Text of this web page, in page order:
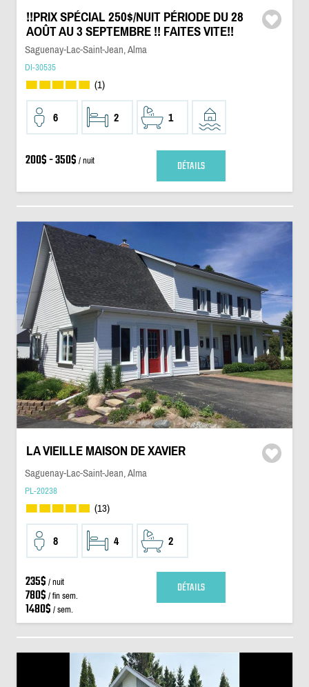
!!PRIX SPÉCIAL 250$/NUIT PÉRIODE DU 28
AOÛT AU 3 SEPTEMBRE !! FAITES VITE!!
Saguenay-Lac-Saint-Jean, Alma
DI-30535
(1)
6 2 1
200$ - 350$ / nuit DÉTAILS
LA VIEILLE MAISON DE XAVIER
Saguenay-Lac-Saint-Jean, Alma
PL-20238
(13)
8 4 2
235$ / nuit
780$ / fin sem.
1480$ / sem.
DÉTAILS